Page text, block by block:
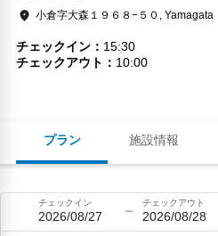
プラン 施設情報
小倉字大森１９６８−５０, Yamagata
チェックイン
15:30
チェックアウト
10:00
チェックイン
2026/08/27
チェックアウト
2026/08/28